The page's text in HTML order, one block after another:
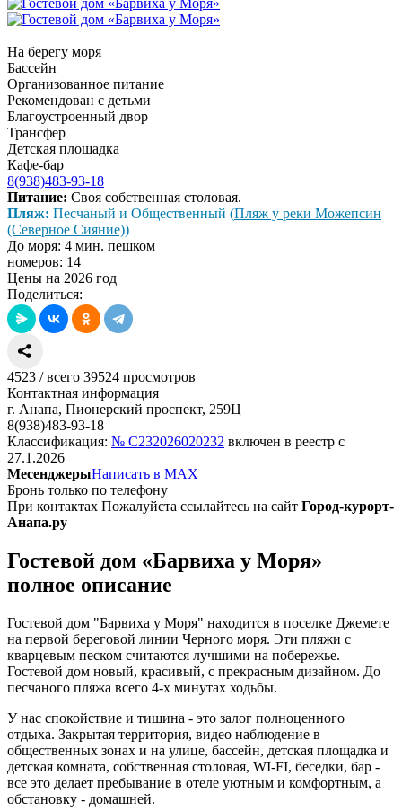
На берегу моря
Бассейн
Организованное питание
Рекомендован с детьми
Благоустроенный двор
Трансфер
Детская площадка
Кафе-бар
8(938)483-93-18
Питание: Своя собственная столовая.
Пляж: Песчаный и Общественный (Пляж у реки Можепсин
(Северное Сияние))
До моря: 4 мин. пешком
номеров: 14
Цены на 2026 год
Поделиться:
4523 /всего 39524 просмотров
Контактная информация
г. Анапа, Пионерский проспект, 259Ц
8(938)483-93-18
Классификация: № С232026020232 включен в реестр с
27.1.2026
МесенджерыНаписать в MAX
Бронь только по телефону
При контактах Пожалуйста ссылайтесь на сайт Город-курорт-
Анапа.ру
Гостевой дом «Барвиха у Моря»
полное описание
Гостевой дом "Барвиха у Моря" находится в поселке Джемете
на первой береговой линии Черного моря. Эти пляжи с
кварцевым песком считаются лучшими на побережье.
Гостевой дом новый, красивый, с прекрасным дизайном. До
песчаного пляжа всего 4-х минутах ходьбы.
У нас спокойствие и тишина - это залог полноценного
отдыха. Закрытая территория, видео наблюдение в
общественных зонах и на улице, бассейн, детская площадка и
детская комната, собственная столовая, WI-FI, беседки, бар -
все это делает пребывание в отеле уютным и комфортным, а
обстановку - домашней.